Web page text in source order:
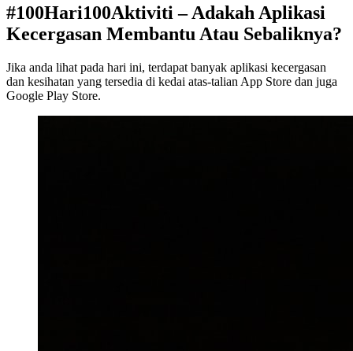
#100Hari100Aktiviti – Adakah Aplikasi
Kecergasan Membantu Atau Sebaliknya?
Jika anda lihat pada hari ini, terdapat banyak aplikasi kecergasan
dan kesihatan yang tersedia di kedai atas-talian App Store dan juga
Google Play Store.